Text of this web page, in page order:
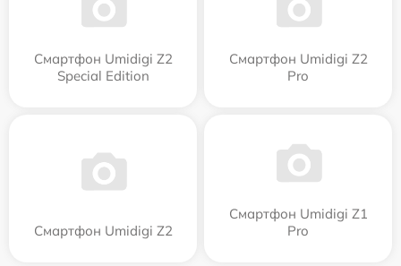
Смартфон Umidigi Z2
Special Edition
Смартфон Umidigi Z2
Pro
Смартфон Umidigi Z2
Смартфон Umidigi Z1
Pro